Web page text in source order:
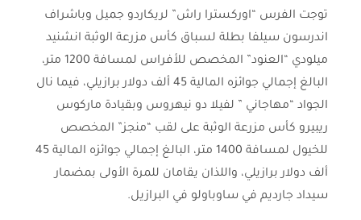
توجت الفرس “اوركسترا راش” لريكاردو جميل وباشراف
اندرسون سيلفا بطلة لسباق كأس مزرعة الوثبة انشنيد
ميلودي “العنود” المخصص للأفراس لمسافة 1200 متر،
البالغ إجمالي جوائزه المالية 45 ألف دولار برازيلي، فيما نال
الجواد “مهاجاني ” لفيلا دو نيهروس وبقيادة ماركوس
ريبيرو كأس مزرعة الوثبة على لقب “منجز” المخصص
للخيول لمسافة 1400 متر، البالغ إجمالي جوائزه المالية 45
ألف دولار برازيلي، واللذان يقامان للمرة الأولى بمضمار
سيداد جارديم في ساوباولو في البرازيل.